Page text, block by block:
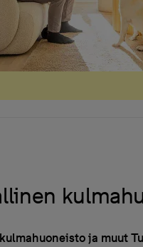
ja muut